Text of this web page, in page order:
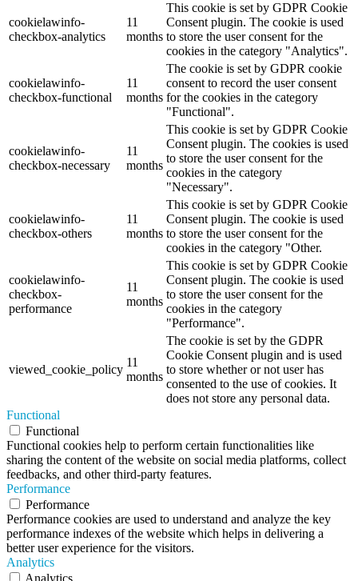
cookielawinfo-
checkbox-analytics
11
months
This cookie is set by GDPR Cookie
Consent plugin. The cookie is used
to store the user consent for the
cookies in the category "Analytics".
cookielawinfo-
checkbox-functional
11
months
The cookie is set by GDPR cookie
consent to record the user consent
for the cookies in the category
"Functional".
cookielawinfo-
checkbox-necessary
11
months
This cookie is set by GDPR Cookie
Consent plugin. The cookies is used
to store the user consent for the
cookies in the category
"Necessary".
cookielawinfo-
checkbox-others
11
months
This cookie is set by GDPR Cookie
Consent plugin. The cookie is used
to store the user consent for the
cookies in the category "Other.
cookielawinfo-
checkbox-
performance
11
months
This cookie is set by GDPR Cookie
Consent plugin. The cookie is used
to store the user consent for the
cookies in the category
"Performance".
viewed_cookie_policy
11
months
The cookie is set by the GDPR
Cookie Consent plugin and is used
to store whether or not user has
consented to the use of cookies. It
does not store any personal data.
Functional
Functional
Functional cookies help to perform certain functionalities like
sharing the content of the website on social media platforms, collect
feedbacks, and other third-party features.
Performance
Performance
Performance cookies are used to understand and analyze the key
performance indexes of the website which helps in delivering a
better user experience for the visitors.
Analytics